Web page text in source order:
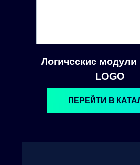
Логические модули
LOGO
ПЕРЕЙТИ В